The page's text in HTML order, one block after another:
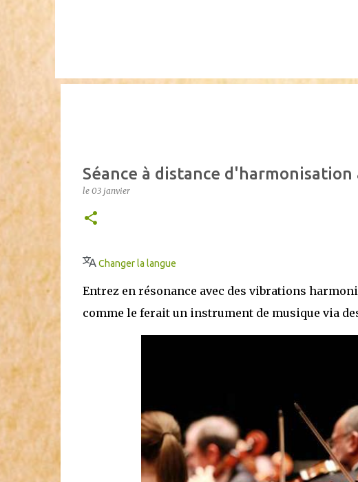
Séance à distance d'harmonisation
le 03 janvier
Changer la langue
Entrez en résonance avec des vibrations
comme le ferait un instrument de musique via